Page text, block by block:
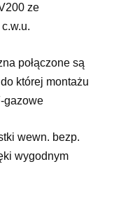
ze
połączone są
której montażu
gazowe
wewn. bezp.
wygodnym